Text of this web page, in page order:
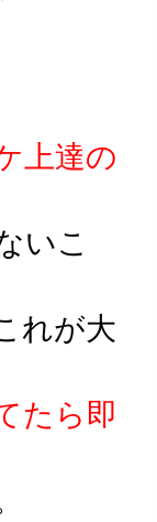
上達の
いこ
れが大
たら即